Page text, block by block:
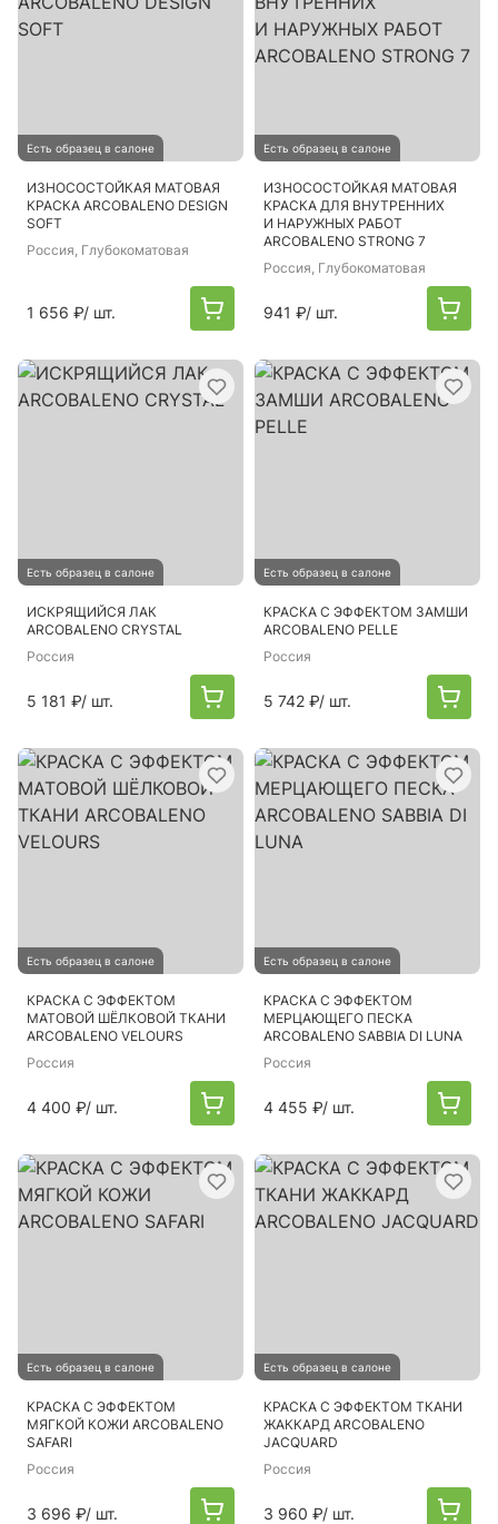
Есть образец в салоне
ИЗНОСОСТОЙКАЯ МАТОВАЯ
КРАСКА ARCOBALENO DESIGN
SOFT
Россия, Глубокоматовая
1 656 ₽/ шт.
Есть образец в салоне
ИЗНОСОСТОЙКАЯ МАТОВАЯ
КРАСКА ДЛЯ ВНУТРЕННИХ
И НАРУЖНЫХ РАБОТ
ARCOBALENO STRONG 7
Россия, Глубокоматовая
941 ₽/ шт.
Есть образец в салоне
ИСКРЯЩИЙСЯ ЛАК
ARCOBALENO CRYSTAL
Россия
5 181 ₽/ шт.
Есть образец в салоне
КРАСКА С ЭФФЕКТОМ ЗАМШИ
ARCOBALENO PELLE
Россия
5 742 ₽/ шт.
Есть образец в салоне
КРАСКА С ЭФФЕКТОМ
МАТОВОЙ ШЁЛКОВОЙ ТКАНИ
ARCOBALENO VELOURS
Россия
4 400 ₽/ шт.
Есть образец в салоне
КРАСКА С ЭФФЕКТОМ
МЕРЦАЮЩЕГО ПЕСКА
ARCOBALENO SABBIA DI LUNA
Россия
4 455 ₽/ шт.
Есть образец в салоне
КРАСКА С ЭФФЕКТОМ
МЯГКОЙ КОЖИ ARCOBALENO
SAFARI
Россия
3 696 ₽/ шт.
Есть образец в салоне
КРАСКА С ЭФФЕКТОМ ТКАНИ
ЖАККАРД ARCOBALENO
JACQUARD
Россия
3 960 ₽/ шт.